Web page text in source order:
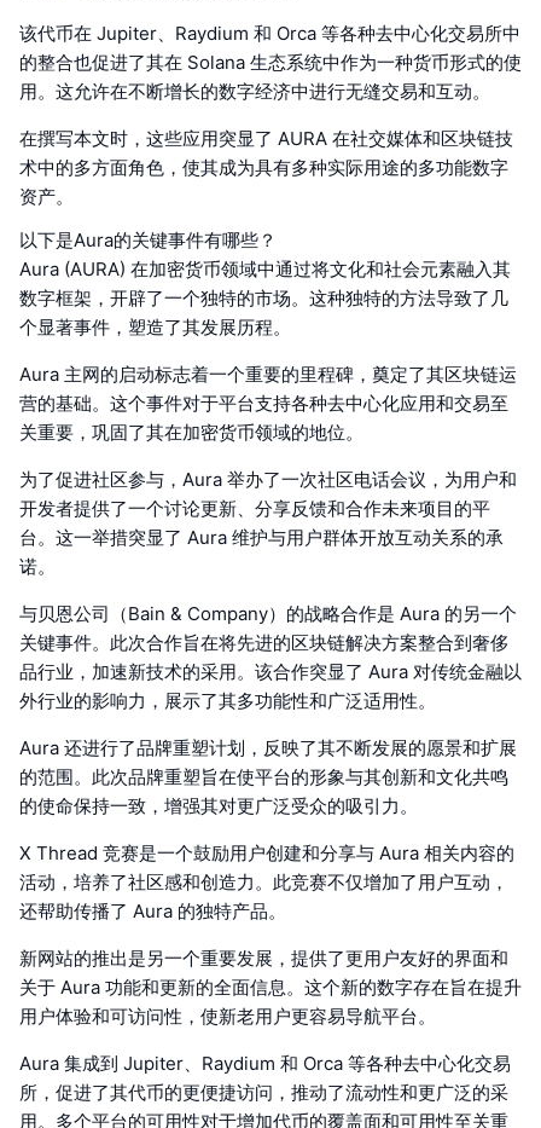
该代币在 Jupiter、Raydium 和 Orca 等各种去中心化交易所中
的整合也促进了其在 Solana 生态系统中作为一种货币形式的使
用。这允许在不断增长的数字经济中进行无缝交易和互动。
在撰写本文时，这些应用突显了 AURA 在社交媒体和区块链技
术中的多方面角色，使其成为具有多种实际用途的多功能数字
资产。
以下是Aura的关键事件有哪些？
Aura (AURA) 在加密货币领域中通过将文化和社会元素融入其
数字框架，开辟了一个独特的市场。这种独特的方法导致了几
个显著事件，塑造了其发展历程。
Aura 主网的启动标志着一个重要的里程碑，奠定了其区块链运
营的基础。这个事件对于平台支持各种去中心化应用和交易至
关重要，巩固了其在加密货币领域的地位。
为了促进社区参与，Aura 举办了一次社区电话会议，为用户和
开发者提供了一个讨论更新、分享反馈和合作未来项目的平
台。这一举措突显了 Aura 维护与用户群体开放互动关系的承
诺。
与贝恩公司（Bain & Company）的战略合作是 Aura 的另一个
关键事件。此次合作旨在将先进的区块链解决方案整合到奢侈
品行业，加速新技术的采用。该合作突显了 Aura 对传统金融以
外行业的影响力，展示了其多功能性和广泛适用性。
Aura 还进行了品牌重塑计划，反映了其不断发展的愿景和扩展
的范围。此次品牌重塑旨在使平台的形象与其创新和文化共鸣
的使命保持一致，增强其对更广泛受众的吸引力。
X Thread 竞赛是一个鼓励用户创建和分享与 Aura 相关内容的
活动，培养了社区感和创造力。此竞赛不仅增加了用户互动，
还帮助传播了 Aura 的独特产品。
新网站的推出是另一个重要发展，提供了更用户友好的界面和
关于 Aura 功能和更新的全面信息。这个新的数字存在旨在提升
用户体验和可访问性，使新老用户更容易导航平台。
Aura 集成到 Jupiter、Raydium 和 Orca 等各种去中心化交易
所，促进了其代币的更便捷访问，推动了流动性和更广泛的采
用。多个平台的可用性对于增加代币的覆盖面和可用性至关重